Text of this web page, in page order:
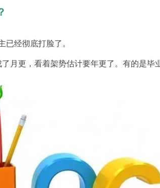
经彻底打脸了。
更，看着架势估计要年更了。有的是毕